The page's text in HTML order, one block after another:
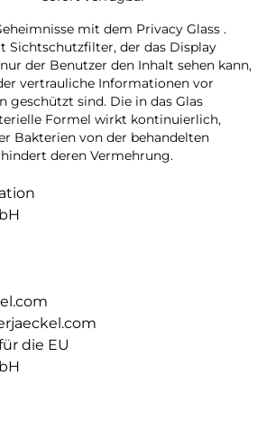
mit dem Privacy Glass .
Sichtschutzfilter, der das Display
der Benutzer den Inhalt sehen kann,
vertrauliche Informationen vor
geschützt sind. Die in das Glas
Formel wirkt kontinuierlich,
Bakterien von der behandelten
deren Vermehrung.
die EU